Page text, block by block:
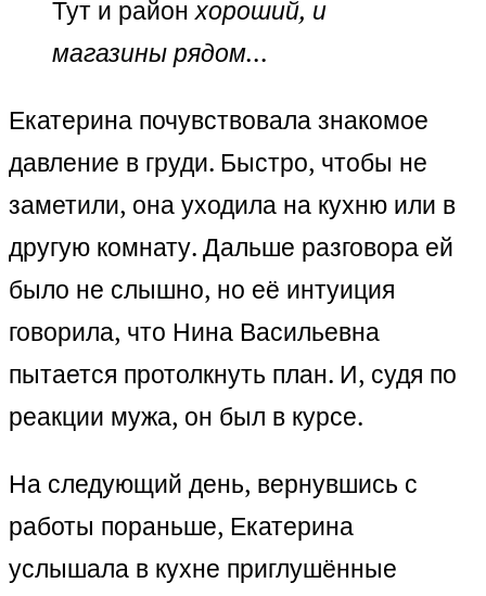
Тут и районхороший, и
магазины рядом…
Екатерина почувствовала знакомое
давление в груди. Быстро, чтобы не
заметили, она уходила на кухню или в
другую комнату. Дальше разговора ей
было не слышно, но её интуиция
говорила, что Нина Васильевна
пытается протолкнуть план. И, судя по
реакции мужа, он был в курсе.
На следующий день, вернувшись с
работы пораньше, Екатерина
услышала в кухне приглушённые